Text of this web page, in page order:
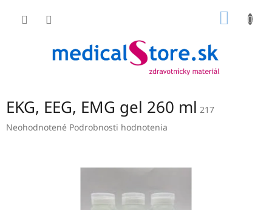
EKG, EEG, EMG gel 260 ml 217
Priemerné
Neohodnotené Podrobnosti hodnotenia